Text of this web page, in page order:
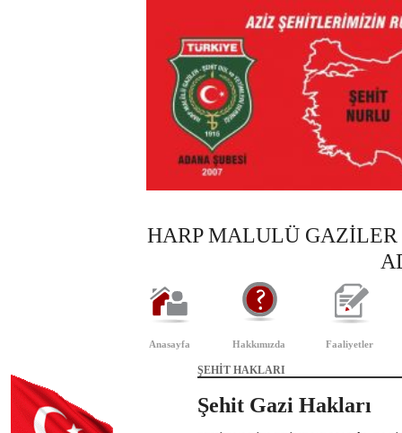
HARP MALULÜ
Anasayfa Hakkımızda Faaliyetler
ŞEHİT HAKLARI
Şehit Gazi Hakları